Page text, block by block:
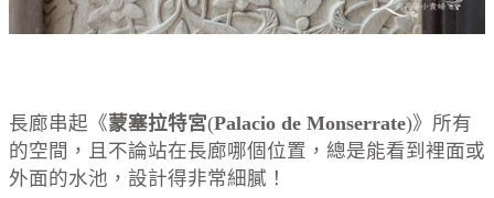
長廊串起《蒙塞拉特宮(Palacio de Monserrate)》所有
的空間，且不論站在長廊哪個位置，總是能看到裡面或
外面的水池，設計得非常細膩！